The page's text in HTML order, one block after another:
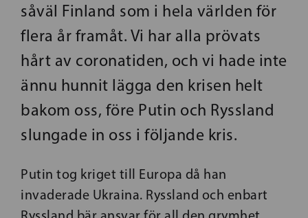
såväl Finland som i hela världen för
flera år framåt. Vi har alla prövats
hårt av coronatiden, och vi hade inte
ännu hunnit lägga den krisen helt
bakom oss, före Putin och Ryssland
slungade in oss i följande kris.
Putin tog kriget till Europa då han
invaderade Ukraina. Ryssland och enbart